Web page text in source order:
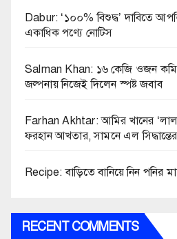
Dabur: ‘১০০% বিশুদ্ধ’ দাবিতে
একাধিক পণ্যে নোটিস
Salman Khan: ১৬ কেজি ওজন
জল্পনায় নিজেই দিলেন স্পষ্ট জবাব
Farhan Akhtar: আমির খানের
ফরহান আখতার, সামনে এল
Recipe: বাড়িতে বানিয়ে নিন পনির
RECENT COMMENTS